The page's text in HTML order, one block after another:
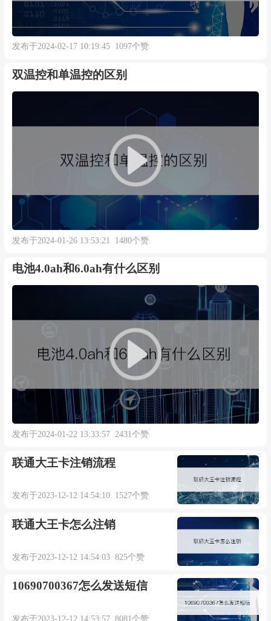
发布于2024-02-17 10:19:45 1097个赞
双温控和单温控的区别
发布于2024-01-26 13:53:21 1480个赞
电池4.0ah和6.0ah有什么区别
发布于2024-01-22 13:33:57 2431个赞
联通大王卡注销流程
发布于2023-12-12 14:54:10 1527个赞
联通大王卡怎么注销
发布于2023-12-12 14:54:03 825个赞
10690700367怎么发送短信
发布于2023-12-12 14:53:57 8081个赞